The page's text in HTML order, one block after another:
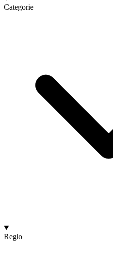
Categorie
Regio